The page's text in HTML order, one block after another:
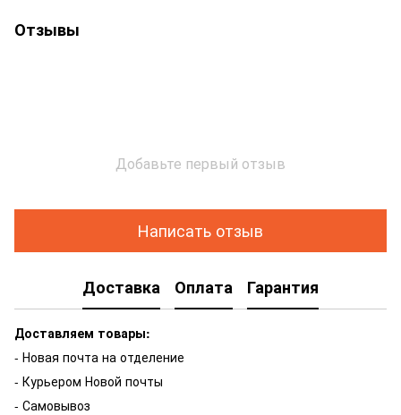
Отзывы
Добавьте первый отзыв
Написать отзыв
Доставка Оплата Гарантия
Доставляем товары:
- Новая почта на отделение
- Курьером Новой почты
- Самовывоз